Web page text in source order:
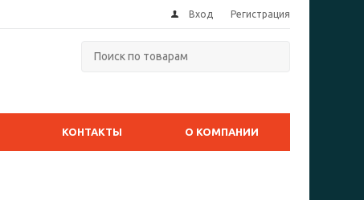
Вход Регистрация
КОНТАКТЫ О КОМПАНИИ